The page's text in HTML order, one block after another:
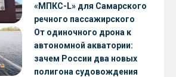
«МПКС-L» для Самарского
речного пассажирского
предприятия
От одиночного дрона к
автономной акватории:
зачем России два новых
полигона судовождения